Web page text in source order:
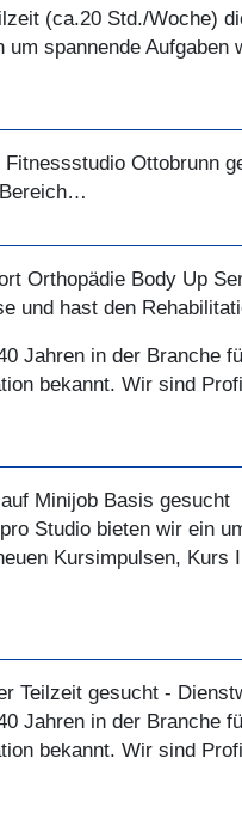
(ca.20 Std./Woche)
spannende Aufgaben
Ottobrunn
Orthopädie Body Up
und hast den
Jahren in der Branche
bekannt. Wir sind
Minijob Basis gesucht
Studio bieten wir ein
Kursimpulsen, Kurs
Teilzeit gesucht -
Jahren in der Branche
bekannt. Wir sind